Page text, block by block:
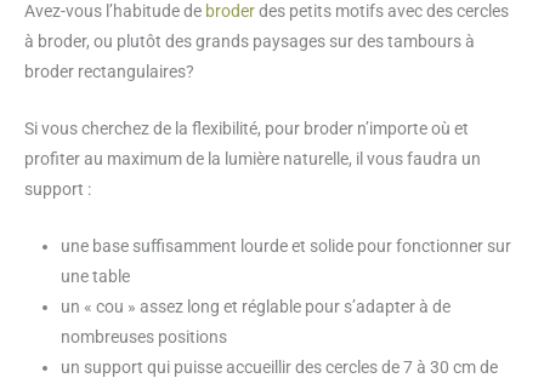
Avez-vous l’habitude de broderdes petits motifs avec des cercles
à broder, ou plutôt des grands paysages sur des tambours à
broder rectangulaires?
Si vous cherchez de la flexibilité, pour broder n’importe où et
profiter au maximum de la lumière naturelle, il vous faudra un
support :
une base suffisamment lourde et solide pour fonctionner sur
une table
un « cou » assez long et réglable pour s’adapter à de
nombreuses positions
un support qui puisse accueillir des cercles de 7 à 30 cm de